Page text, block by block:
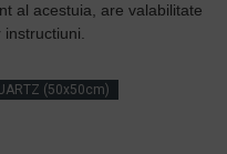
al acestuia, are valabilitate
(50x50cm)